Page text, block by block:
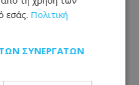
εσάς. Πολιτική
ΣΥΝΕΡΓΑΤΏΝ